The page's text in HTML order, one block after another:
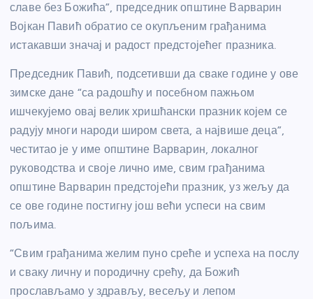
славе без Божића”, председник општине Варварин
Војкан Павић обратио се окупљеним грађанима
истакавши значај и радост предстојећег празника.
Председник Павић, подсетивши да сваке године у ове
зимске дане “са радошћу и посебном пажњом
ишчекујемо овај велик хришћански празник којем се
радују многи народи широм света, а највише деца”,
честитао је у име општине Варварин, локалног
руководства и своје лично име, свим грађанима
општине Варварин предстојећи празник, уз жељу да
се ове године постигну још већи успеси на свим
пољима.
“Свим грађанима желим пуно среће и успеха на послу
и сваку личну и породичну срећу, да Божић
прослављамо у здрављу, весељу и лепом